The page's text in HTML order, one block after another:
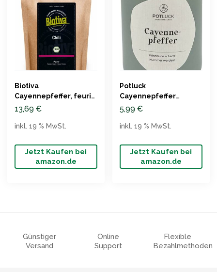
Biotiva
Cayennepfeffer, feurig
scharf, 250g
13,69 €
Jetzt Kaufen bei
amazon.de
inkl. 19 % MwSt.
Potluck
Cayennepfeffer
Gewürzmischung im
5,99 €
Jetzt Kaufen bei
amazon.de
inkl. 19 % MwSt.
Günstiger
Versand
Online
Support
Flexible
Bezahlmethoden